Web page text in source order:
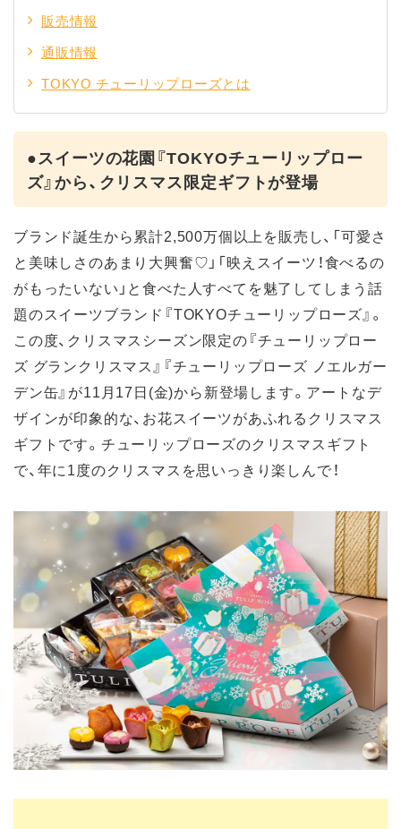
販売情報
通販情報
TOKYO チューリップローズとは
●スイーツの花園『TOKYOチューリップロー
ズ』から、クリスマス限定ギフトが登場
ブランド誕生から累計2,500万個以上を販売し、「可愛さ
と美味しさのあまり大興奮♡」「映えスイーツ！食べるの
がもったいない」と食べた人すべてを魅了してしまう話
題のスイーツブランド『TOKYOチューリップローズ』。
この度、クリスマスシーズン限定の『チューリップロー
ズ グランクリスマス』『チューリップローズ ノエルガー
デン缶』が11月17日(金)から新登場します。アートなデ
ザインが印象的な、お花スイーツがあふれるクリスマス
ギフトです。チューリップローズのクリスマスギフト
で、年に1度のクリスマスを思いっきり楽しんで！